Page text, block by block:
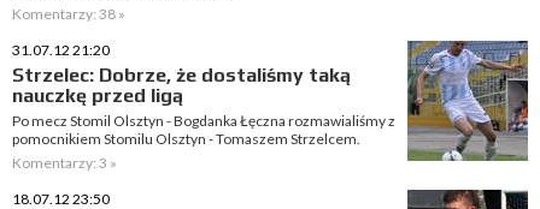
Komentarzy: 38 »
31.07.12 21:20
Strzelec: Dobrze, że dostaliśmy taką
nauczkę przed ligą
Po mecz Stomil Olsztyn - Bogdanka Łęczna rozmawialiśmy z
pomocnikiem Stomilu Olsztyn - Tomaszem Strzelcem.
Komentarzy: 3 »
18.07.12 23:50